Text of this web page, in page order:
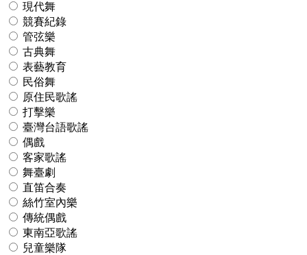
現代舞
競賽紀錄
管弦樂
古典舞
表藝教育
民俗舞
原住民歌謠
打擊樂
臺灣台語歌謠
偶戲
客家歌謠
舞臺劇
直笛合奏
絲竹室內樂
傳統偶戲
東南亞歌謠
兒童樂隊